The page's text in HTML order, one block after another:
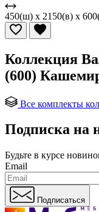
450(ш) x 2150(в) x
Коллекция
(600)
Все комплекты
Подписка на
Будьте в курсе
Email
Подписаться